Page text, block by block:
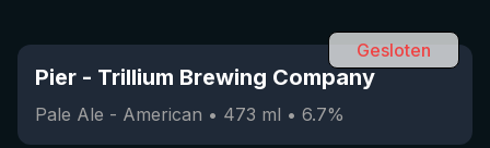
Gesloten
Pier - Trillium Brewing Company
Pale Ale - American • 473 ml • 6.7%